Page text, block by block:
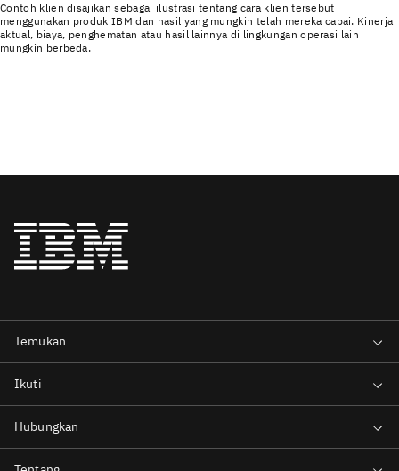
Contoh klien disajikan sebagai ilustrasi tentang cara klien tersebut
menggunakan produk IBM dan hasil yang mungkin telah mereka capai. Kinerja
aktual, biaya, penghematan atau hasil lainnya di lingkungan operasi lain
mungkin berbeda.